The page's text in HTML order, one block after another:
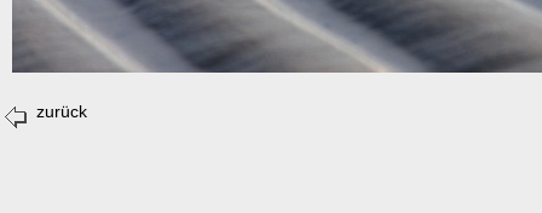
zurück